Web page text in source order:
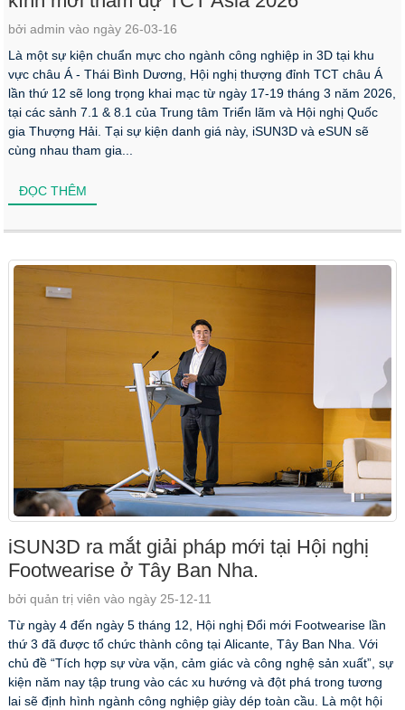
bởi admin vào ngày 26-03-16
Là một sự kiện chuẩn mực cho ngành công nghiệp in 3D tại khu
vực châu Á - Thái Bình Dương, Hội nghị thượng đỉnh TCT châu Á
lần thứ 12 sẽ long trọng khai mạc từ ngày 17-19 tháng 3 năm 2026,
tại các sảnh 7.1 & 8.1 của Trung tâm Triển lãm và Hội nghị Quốc
gia Thượng Hải. Tại sự kiện danh giá này, iSUN3D và eSUN sẽ
cùng nhau tham gia...
ĐỌC THÊM
iSUN3D ra mắt giải pháp mới tại Hội nghị
Footwearise ở Tây Ban Nha.
bởi quản trị viên vào ngày 25-12-11
Từ ngày 4 đến ngày 5 tháng 12, Hội nghị Đổi mới Footwearise lần
thứ 3 đã được tổ chức thành công tại Alicante, Tây Ban Nha. Với
chủ đề “Tích hợp sự vừa vặn, cảm giác và công nghệ sản xuất”, sự
kiện năm nay tập trung vào các xu hướng và đột phá trong tương
lai sẽ định hình ngành công nghiệp giày dép toàn cầu. Là một hội